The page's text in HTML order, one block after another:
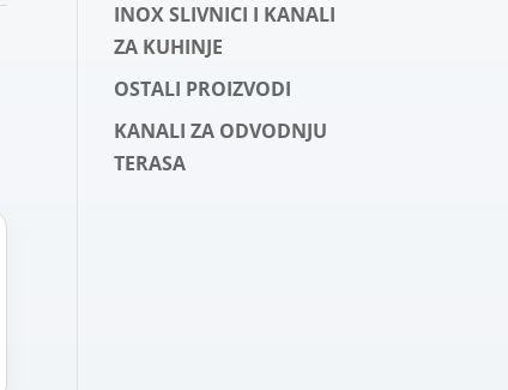
INOX SLIVNICI I KANALI
ZA KUHINJE
OSTALI PROIZVODI
KANALI ZA ODVODNJU
TERASA